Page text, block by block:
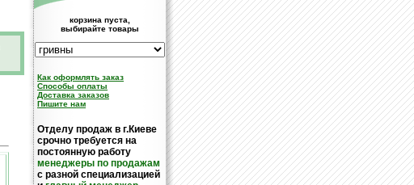
корзина пуста,
выбирайте товары
Как оформлять заказ
Cпособы оплаты
Доставка заказов
Пишите нам
Отделу продаж в г.Киеве
срочно требуется на
постоянную работу
менеджеры по продажам
с разной специализацией